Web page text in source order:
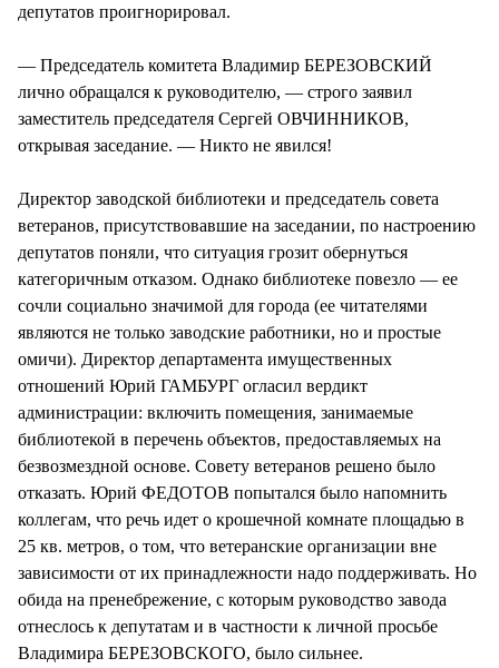
депутатов проигнорировал.
— Председатель комитета Владимир БЕРЕЗОВСКИЙ
лично обращался к руководителю, — строго заявил
заместитель председателя Сергей ОВЧИННИКОВ,
открывая заседание. — Никто не явился!
Директор заводской библиотеки и председатель совета
ветеранов, присутствовавшие на заседании, по настроению
депутатов поняли, что ситуация грозит обернуться
категоричным отказом. Однако библиотеке повезло — ее
сочли социально значимой для города (ее читателями
являются не только заводские работники, но и простые
омичи). Директор департамента имущественных
отношений Юрий ГАМБУРГ огласил вердикт
администрации: включить помещения, занимаемые
библиотекой в перечень объектов, предоставляемых на
безвозмездной основе. Совету ветеранов решено было
отказать. Юрий ФЕДОТОВ попытался было напомнить
коллегам, что речь идет о крошечной комнате площадью в
25 кв. метров, о том, что ветеранские организации вне
зависимости от их принадлежности надо поддерживать. Но
обида на пренебрежение, с которым руководство завода
отнеслось к депутатам и в частности к личной просьбе
Владимира БЕРЕЗОВСКОГО, было сильнее.